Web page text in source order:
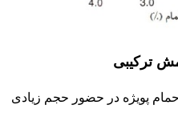
پویژه در حضور حجم زیادی